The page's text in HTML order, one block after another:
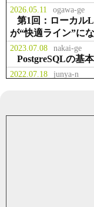
事業
2026.05.11 ogawa-ge
第1回：ローカル
が“快適ライン”に
2023.07.08 nakai-ge
PostgreSQLの基
2022.07.18 junya-n